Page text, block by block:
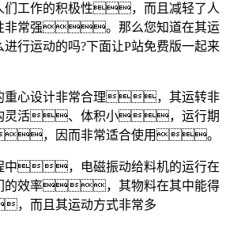
们工作的积极性，而且减轻了人
非常强。那么您知道在其运
行运动的吗?下面让P站免费版一起来
心设计非常合理，其运转非
灵活、体积小，运行期
，因而非常适合使用。
，电磁振动给料机的运行在
的效率，其物料在其中能得
而且其运动方式非常多